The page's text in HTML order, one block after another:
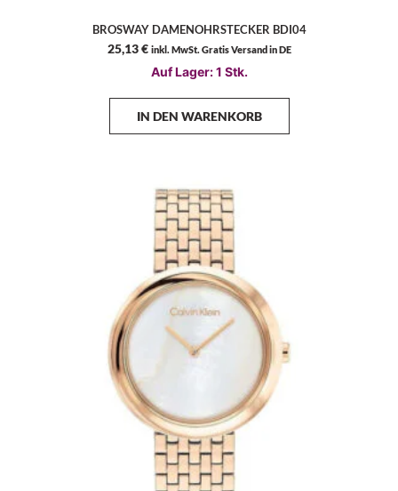
BROSWAY DAMENOHRSTECKER BDI04
25,13€ inkl. MwSt. Gratis Versand in DE
Auf Lager: 1 Stk.
IN DEN WARENKORB